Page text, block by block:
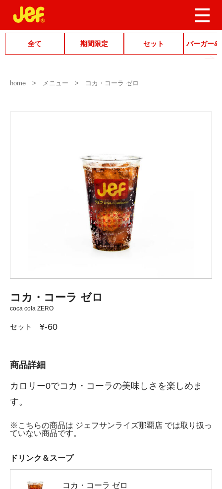
全て 期間限定 セット バーガー&
home メニュー コカ・コーラ ゼロ
コカ・コーラ ゼロ
coca cola ZERO
セット ¥-60
商品詳細
カロリー0でコカ・コーラの美味しさを楽しめま
す。
※こちらの商品は ジェフサンライズ那覇店 では取り扱っ
ていない商品です。
ドリンク＆スープ
コカ・コーラ ゼロ